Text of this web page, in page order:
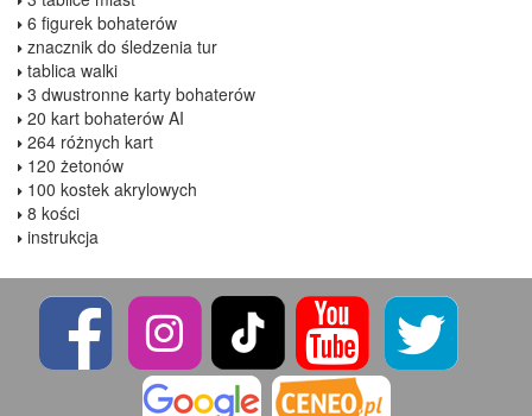
6 figurek bohaterów
znacznik do śledzenia tur
tablica walki
3 dwustronne karty bohaterów
20 kart bohaterów AI
264 różnych kart
120 żetonów
100 kostek akrylowych
8 kości
instrukcja